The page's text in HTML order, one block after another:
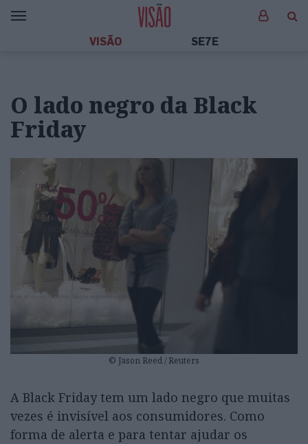
VISÃO SE7E
O lado negro da Black
Friday
© Jason Reed / Reuters
A Black Friday tem um lado negro que muitas
vezes é invisível aos consumidores. Como
forma de alerta e para tentar ajudar os